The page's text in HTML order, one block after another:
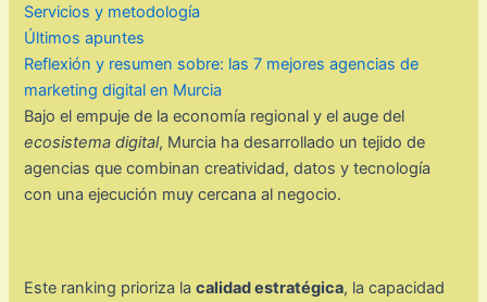
Servicios y metodología
Últimos apuntes
Reflexión y resumen sobre: las 7 mejores agencias de
marketing digital en Murcia
Bajo el empuje de la economía regional y el auge del
ecosistema digital, Murcia ha desarrollado un tejido de
agencias que combinan creatividad, datos y tecnología
con una ejecución muy cercana al negocio.
Este ranking prioriza lacalidad estratégica, la capacidad